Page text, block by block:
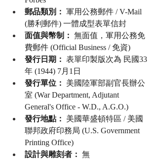
郵品類別： 軍用公務郵件 / V-Mail
(勝利郵件) 一體成型表單信封
面值與幣制： 無面值，軍用公務免
費郵件 (Official Business / 免資)
發行日期： 表單印製版次為 民國33
年 (1944) 7月1日
發行單位：
美國陸軍部副官長辦公
室 (War Department, Adjutant
General's Office - W.D., A.G.O.)
發行地點：
美國華盛頓特區 / 美國
聯邦政府印務局 (U.S. Government
Printing Office)
設計與雕刻者： 無